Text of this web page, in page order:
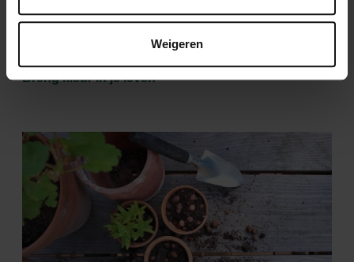
Weigeren
door kan genieten van hun kleurenpracht.
Breng kleur in je leven